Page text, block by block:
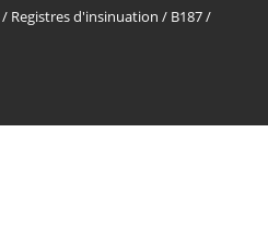
/ Registres d'insinuation / B187/